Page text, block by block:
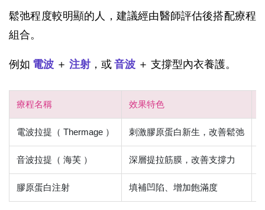
鬆弛程度較明顯的人，建議經由醫師評估後搭配療程
組合。
例如 電波 ＋ 注射 ，或 音波 ＋ 支撐型內衣養護。
療程名稱 效果特色
電波拉提（ Thermage ） 刺激膠原蛋白新生，改善鬆弛
音波拉提（ 海芙 ） 深層提拉筋膜，改善支撐力
膠原蛋白注射 填補凹陷、增加飽滿度